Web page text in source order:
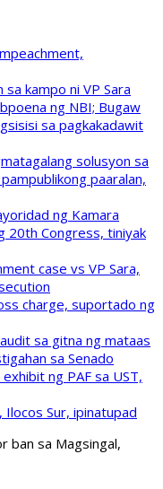
kampo ni VP Sara
ng NBI; Bugaw
sa pagkakadawit
solusyon sa
paaralan,
ng Kamara
20th Congress, tiniyak
case vs VP Sara,
charge, suportado ng
sa gitna ng mataas
sa Senado
ng PAF sa UST,
Sur, ipinatupad
ban sa Magsingal,